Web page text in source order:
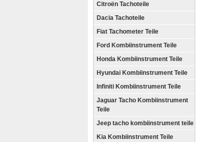
Citroën Tachoteile
Dacia Tachoteile
Fiat Tachometer Teile
Ford Kombiinstrument Teile
Honda Kombiinstrument Teile
Hyundai Kombiinstrument Teile
Infiniti Kombiinstrument Teile
Jaguar Tacho Kombiinstrument
Teile
Jeep tacho kombiinstrument teile
Kia Kombiinstrument Teile